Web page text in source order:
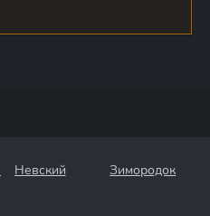
Невский Зимородок